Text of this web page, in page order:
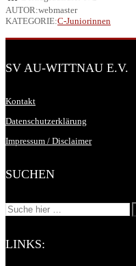
AUTOR:webmaster
KATEGORIE:C-Juniorinnen
SV AU-WITTNAU E.V.
Kontakt
Datenschutzerklärung
Impressum / Disclaimer
SUCHEN
LINKS: